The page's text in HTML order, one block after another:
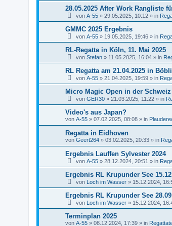
28.05.2025 After Work Rangliste
von A-55 » 29.05.2025, 10:12 » in
GMMC 2025 Ergebnis
von A-55 » 19.05.2025, 19:46 » in
RL-Regatta in Köln, 11. Mai 2025
von Stefan » 11.05.2025, 16:04 » in
RL Regatta am 21.04.2025 in
von A-55 » 21.04.2025, 19:59 » in
Micro Magic Open in der Schweiz
von GER30 » 21.03.2025, 11:22 » in
Video's aus Japan?
von A-55 » 07.02.2025, 08:08 » in
Regatta in Eidhoven
von Geert264 » 03.02.2025, 20:33 » in
Ergebnis Lauffen Sylvester 2024
von A-55 » 28.12.2024, 20:51 » in
Ergebnis RL Krupunder See
von Loch im Wasser » 15.12.2024,
Ergebnis RL Krupunder See
von Loch im Wasser » 15.12.2024,
Terminplan 2025
von A-55 » 08.12.2024, 17:39 » in